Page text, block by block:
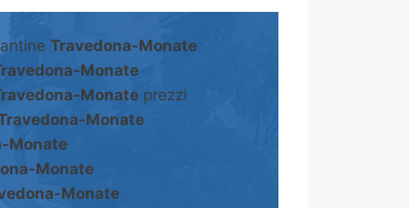
Travedona-Monate
Monate
Monate prezzi
Monate
Monate
Monate
Monate